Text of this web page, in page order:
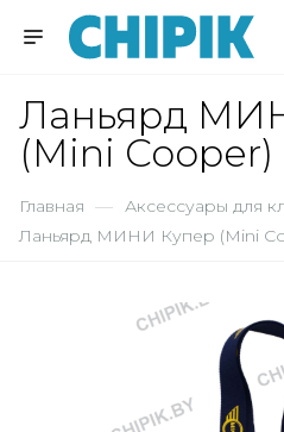
Ланьярд
(Mini
Главная — Аксессуары для
Ланьярд МИНИ Купер (Mini